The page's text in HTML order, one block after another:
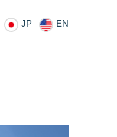
JP EN